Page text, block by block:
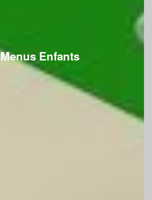
Menus Enfants